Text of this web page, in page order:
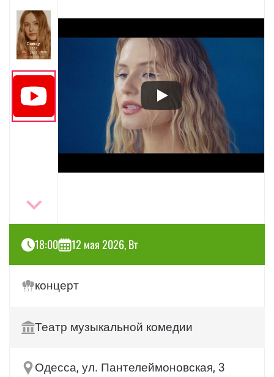
18:00 12 мая 2026, Вт
концерт
Театр музыкальной комедии
Одесса, ул. Пантелеймоновская, 3